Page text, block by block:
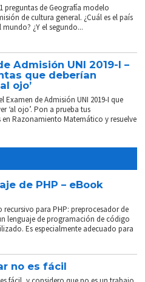
preguntas de Geografía modelo
de cultura general. ¿Cuál es el país
¿Y el segundo...
Admisión UNI 2019-I –
que deberían
ojo’
Examen de Admisión UNI 2019-I que
‘al ojo’. Pon a prueba tus
Razonamiento Matemático y resuelve
de PHP – eBook
recursivo para PHP: preprocesador de
lenguaje de programación de código
Es especialmente adecuado para
no es fácil